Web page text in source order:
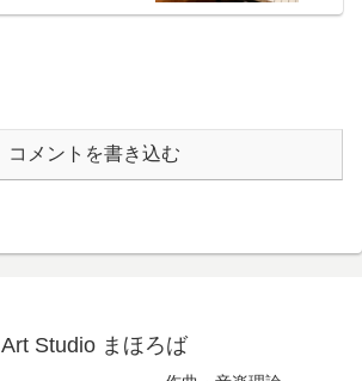
コメントを書き込む
Art Studio まほろば